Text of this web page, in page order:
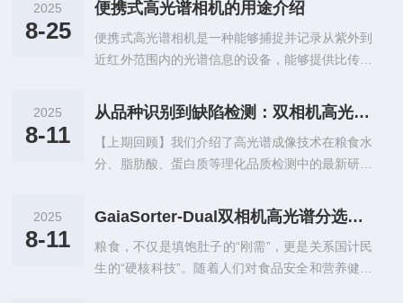
能力，例如对类胡萝卜素变化敏感的光化学反射指
数（PRI）以及与叶绿素含量（LCC）和光合作用
密切相关的结构不敏感色素指数（SIPI）等。已有
息或优良机器学习模型反演Pn等光合参数或胁迫
提升，高光谱研究也大多局限...
2025
8-25
便携式高光谱相机的用途介绍
便携式高光谱相机是一种能够捕捉并记录从紫外到
近红外范围内的光谱信息的设备，能够提供比传统
多种领域，主要用于获取物体的光谱信息，以分析
其成分、结构、健康状态等。以下是便携式高光谱
相机的主要用途：1.农业与农作物监测作物健康监
测：通过高光谱成像监测作物的生长状况、营养状
类、健康状态会反射不同的光谱，便携式高光谱相
湿度、成分以及肥料分布等，帮助农民更精...
2025
8-11
从品种识别到缺陷检测：双相机高光谱分选仪构建粮食质量全链条监控屏障
【上期回顾】我们介绍了高光谱成像技术在粮食水
分、脂肪酸、蛋白质等理化品质检测中的最新研究
*潜力。【本期看点】今天我们将进一步聚焦高光
谱成像技术在粮食品种识别与不*粒检测中的应
用，从假种子识别、混杂品种分辨，到霉变、虫蛀
等缺陷的精准分类与可视化分析，一起看看高光谱
2025
8-11
GaiaSorter-Dual双相机高光谱分选仪助力粮食成分检测智能化
粮食，不仅是填饱肚子的“刚需”，更是关系国计民
生的“硬核科技”。随着人们对食品安全和营养健康